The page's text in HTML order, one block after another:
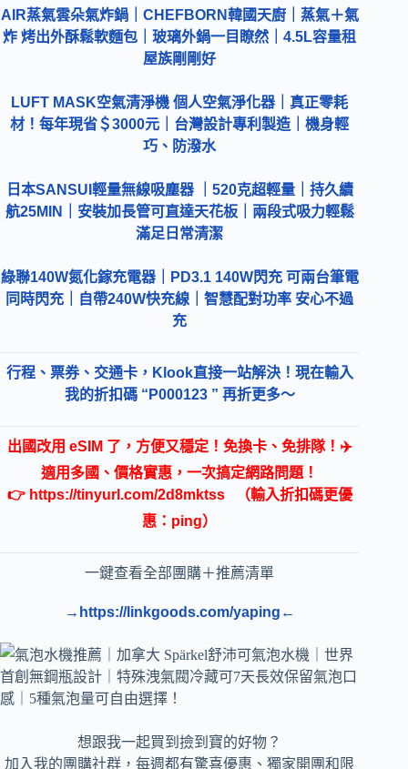
AIR蒸氣雲朵氣炸鍋｜CHEFBORN韓國天廚｜蒸氣＋氣
炸 烤出外酥鬆軟麵包｜玻璃外鍋一目瞭然｜4.5L容量租
屋族剛剛好
LUFT MASK空氣清淨機 個人空氣淨化器｜真正零耗
材！每年現省＄3000元｜台灣設計專利製造｜機身輕
巧、防潑水
日本SANSUI輕量無線吸塵器 ｜520克超輕量｜持久續
航25MIN｜安裝加長管可直達天花板｜兩段式吸力輕鬆
滿足日常清潔
綠聯140W氮化鎵充電器｜PD3.1 140W閃充 可兩台筆電
同時閃充｜自帶240W快充線｜智慧配對功率 安心不過
充
行程、票券、交通卡，Klook直接一站解決！現在輸入
我的折扣碼 “P000123 ” 再折更多～
出國改用 eSIM 了，方便又穩定！免換卡、免排隊！✈️
適用多國、價格實惠，一次搞定網路問題！
👉 https://tinyurl.com/2d8mktss
（輸入折扣碼更優
惠：ping）
一鍵查看全部團購＋推薦清單
→https://linkgoods.com/yaping←
想跟我一起買到撿到寶的好物？
加入我的團購社群，每週都有驚喜優惠、獨家開團和限